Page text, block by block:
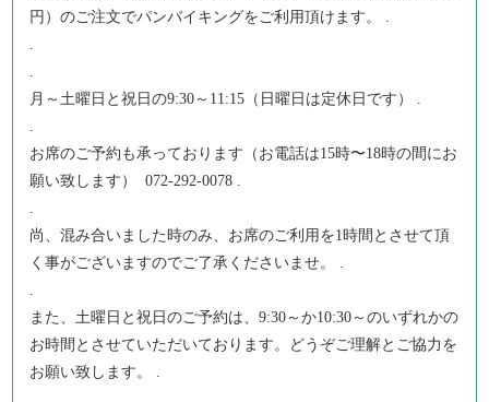
円）のご注文でパンバイキングをご利用頂けます。 .
月～土曜日と祝日の9:30～11:15（日曜日は定休日です） .
お席のご予約も承っております（お電話は15時〜18時の間にお
願い致します） 072-292-0078 .
尚、混み合いました時のみ、お席のご利用を1時間とさせて頂
く事がございますのでご了承くださいませ。 .
また、土曜日と祝日のご予約は、9:30～か10:30～のいずれかの
お時間とさせていただいております。どうぞご理解とご協力を
お願い致します。 .